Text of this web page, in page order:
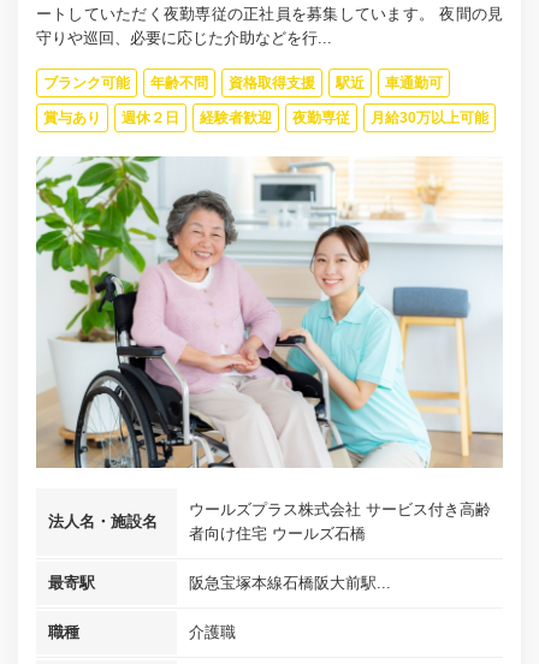
ートしていただく夜勤専従の正社員を募集しています。 夜間の見
守りや巡回、必要に応じた介助などを行...
ブランク可能 年齢不問 資格取得支援 駅近 車通勤可
賞与あり 週休２日 経験者歓迎 夜勤専従 月給30万以上可能
法人名・施設名
ウールズプラス株式会社 サービス付き高齢
者向け住宅 ウールズ石橋
最寄駅 阪急宝塚本線石橋阪大前駅...
職種 介護職